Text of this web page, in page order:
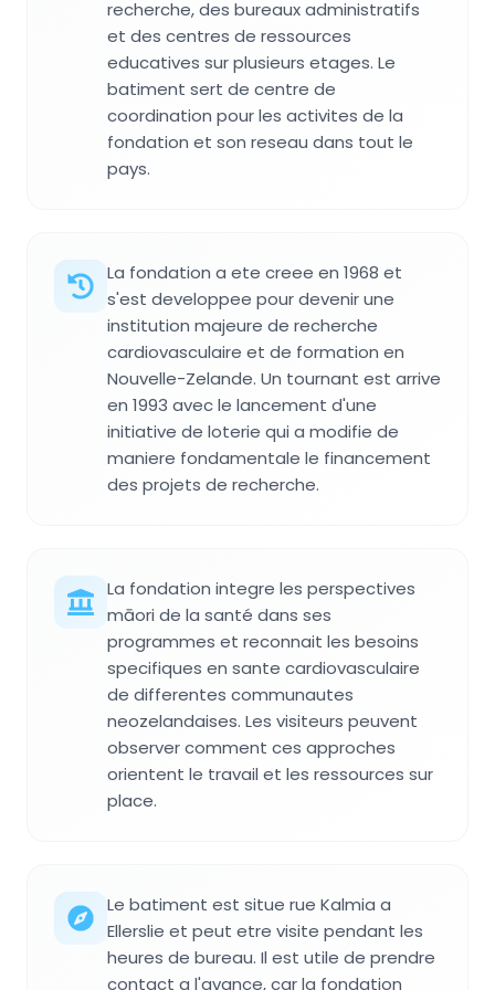
recherche, des bureaux administratifs
et des centres de ressources
educatives sur plusieurs etages. Le
batiment sert de centre de
coordination pour les activites de la
fondation et son reseau dans tout le
pays.
La fondation a ete creee en 1968 et
s'est developpee pour devenir une
institution majeure de recherche
cardiovasculaire et de formation en
Nouvelle-Zelande. Un tournant est arrive
en 1993 avec le lancement d'une
initiative de loterie qui a modifie de
maniere fondamentale le financement
des projets de recherche.
La fondation integre les perspectives
māori de la santé dans ses
programmes et reconnait les besoins
specifiques en sante cardiovasculaire
de differentes communautes
neozelandaises. Les visiteurs peuvent
observer comment ces approches
orientent le travail et les ressources sur
place.
Le batiment est situe rue Kalmia a
Ellerslie et peut etre visite pendant les
heures de bureau. Il est utile de prendre
contact a l'avance, car la fondation